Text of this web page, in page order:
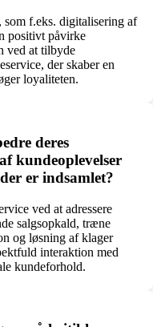
f.eks. digitalisering af
positivt påvirke
ved at tilbyde
der skaber en
loyaliteten.
deres
kundeoplevelser
er indsamlet?
ved at adressere
salgsopkald, træne
og løsning af klager
interaktion med
kundeforhold.